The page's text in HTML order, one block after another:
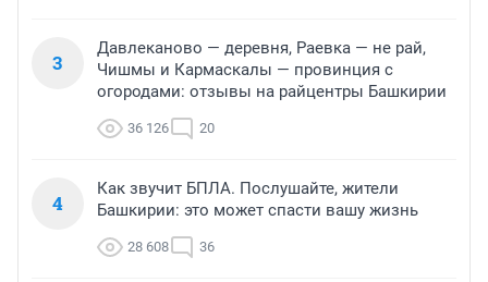
3
Давлеканово — деревня, Раевка — не рай,
Чишмы и Кармаскалы — провинция с
огородами: отзывы на райцентры Башкирии
36 126 20
4
Как звучит БПЛА. Послушайте, жители
Башкирии: это может спасти вашу жизнь
28 608 36